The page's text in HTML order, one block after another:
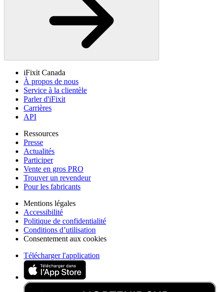
iFixit Canada
À propos de nous
Service à la clientèle
Parler d'iFixit
Carrières
API
Ressources
Presse
Actualités
Participer
Vente en gros PRO
Trouver un revendeur
Pour les fabricants
Mentions légales
Accessibilité
Politique de confidentialité
Conditions d’utilisation
Consentement aux cookies
Télécharger l'application